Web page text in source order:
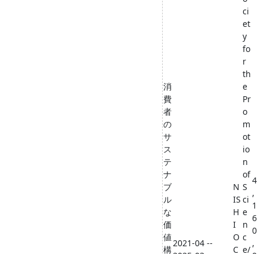
消
費
者
の
サ
ス
テ
ナ
ブ
ル
な
価
値
構
2021-04 --
N
IS
H
I
O
C
ci
et
y
fo
r
th
e
Pr
o
m
ot
io
n
of
S
ci
e
n
c
e/
4
,
1
6
0
,